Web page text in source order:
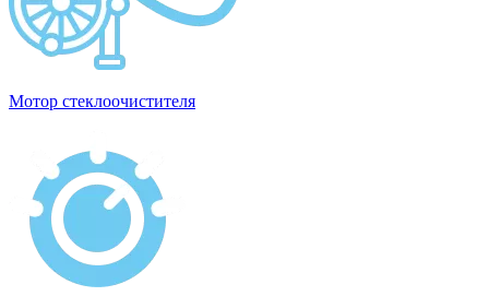
Мотор стеклоочистителя